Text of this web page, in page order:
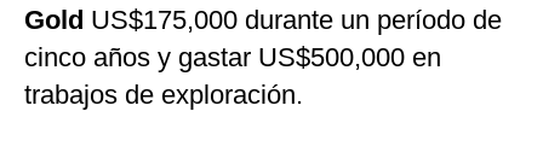
Gold US$175,000 durante un período de
cinco años y gastar US$500,000 en
trabajos de exploración.